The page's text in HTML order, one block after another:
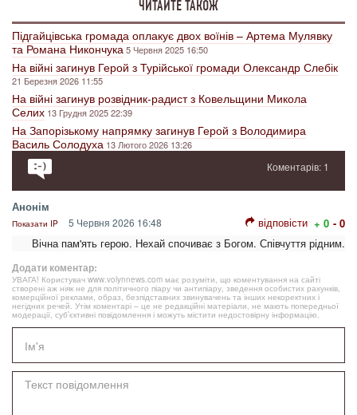
ЧИТАЙТЕ ТАКОЖ
Підгайцівська громада оплакує двох воїнів – Артема Мулявку
та Романа Никончука5 Червня 2025 16:50
На війні загинув Герой з Турійської громади Олександр Слебік
21 Березня 2026 11:55
На війні загинув розвідник-радист з Ковельщини Микола
Селих 13 Грудня 2025 22:39
На Запорізькому напрямку загинув Герой з Володимира
Василь Солодуха 13 Лютого 2026 13:26
Коментарів: 1
Анонім
Показати IP 5 Червня 2026 16:48 відповісти + 0 - 0
Вічна пам'ять герою. Нехай спочиває з Богом. Співчуття рідним.
Додати коментар:
УВАГА! Користувач www.volynnews.com має розуміти, що коментування на сайті
створені аж ніяк не для політичного піару чи антипіару, зведення особистих рахунків,
комерційної реклами, образ, безпідставних звинувачень та інших некоректних і
негідних речей. Утім коментарі – це не редакційні матеріали, не мають попередньої
модерації, суб’єктивні повідомлення і можуть містити недостовірну інформацію.